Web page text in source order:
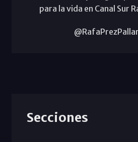
para la vida en Canal Sur
Secciones